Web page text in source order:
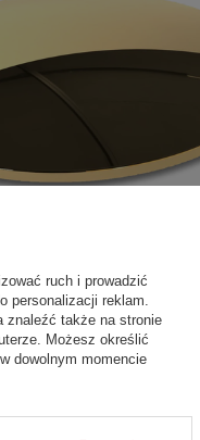
ruch i prowadzić
personalizacji reklam.
znaleźć także na stronie
Możesz określić
dowolnym momencie